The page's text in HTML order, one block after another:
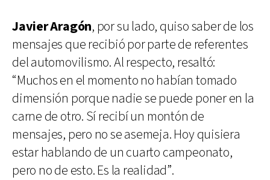
Javier Aragón, por su lado, quiso saber de los
mensajes que recibió por parte de referentes
del automovilismo. Al respecto, resaltó:
“Muchos en el momento no habían tomado
dimensión porque nadie se puede poner en la
carne de otro. Sí recibí un montón de
mensajes, pero no se asemeja. Hoy quisiera
estar hablando de un cuarto campeonato,
pero no de esto. Es la realidad”.